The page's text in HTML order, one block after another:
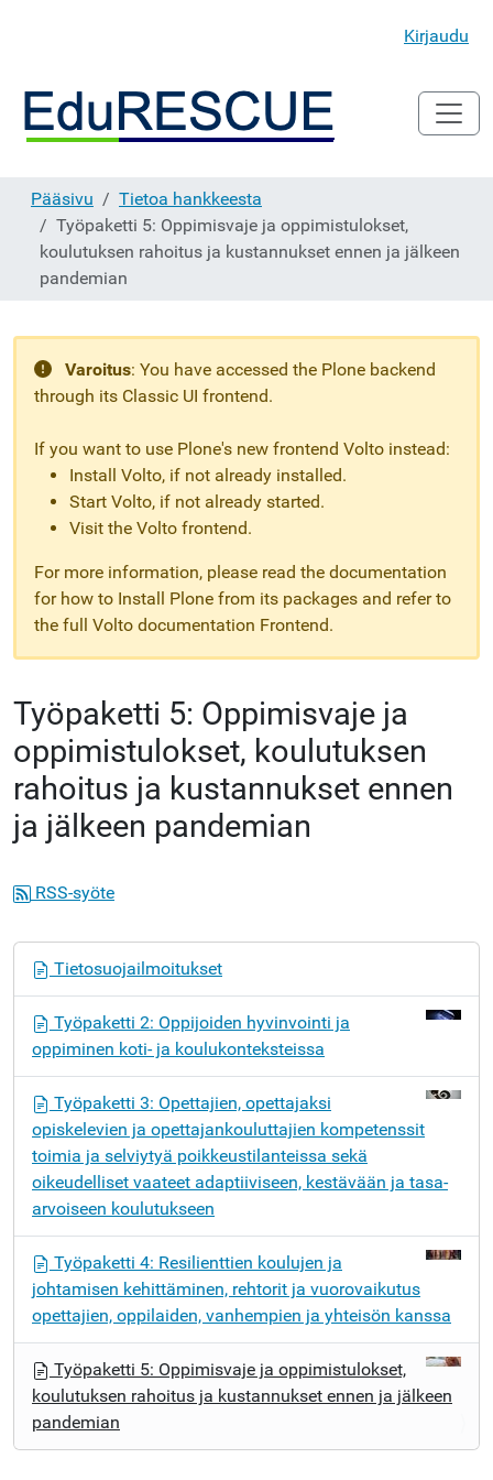
Kirjaudu
Pääsivu
Tietoa hankkeesta
Työpaketti 5: Oppimisvaje ja oppimistulokset,
koulutuksen rahoitus ja kustannukset ennen ja jälkeen
pandemian
Varoitus: You have accessed the Plone backend
through its Classic UI frontend.
If you want to use Plone's new frontend Volto instead:
Install Volto, if not already installed.
Start Volto, if not already started.
Visit the Volto frontend.
For more information, please read the documentation
for how to Install Plone from its packages and refer to
the full Volto documentation Frontend.
Työpaketti 5: Oppimisvaje ja
oppimistulokset, koulutuksen
rahoitus ja kustannukset ennen
ja jälkeen pandemian
RSS-syöte
Tietosuojailmoitukset
Työpaketti 2: Oppijoiden hyvinvointi ja
oppiminen koti- ja koulukonteksteissa
Työpaketti 3: Opettajien, opettajaksi
opiskelevien ja opettajankouluttajien kompetenssit
toimia ja selviytyä poikkeustilanteissa sekä
oikeudelliset vaateet adaptiiviseen, kestävään ja tasa-
arvoiseen koulutukseen
Työpaketti 4: Resilienttien koulujen ja
johtamisen kehittäminen, rehtorit ja vuorovaikutus
opettajien, oppilaiden, vanhempien ja yhteisön kanssa
Työpaketti 5: Oppimisvaje ja oppimistulokset,
koulutuksen rahoitus ja kustannukset ennen ja jälkeen
pandemian